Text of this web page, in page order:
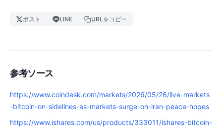
ポスト LINE URLをコピー
参考ソース
https://www.coindesk.com/markets/2026/05/26/live-markets
-bitcoin-on-sidelines-as-markets-surge-on-iran-peace-hopes
https://www.ishares.com/us/products/333011/ishares-bitcoin-